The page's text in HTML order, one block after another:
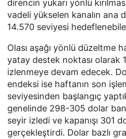
direncin yukarı yönlü
vadeli yükselen kanalın ana
14.570 seviyesi
Olası aşağı yönlü düzeltme
yatay destek noktası olarak
izlenmeye devam edecek.
endeksi ise haftanın son
seviyesinden başlangıç
genelinde 298-305 dolar
seyir izledi ve kapanışı 301
gerçekleştirdi. Dolar bazlı